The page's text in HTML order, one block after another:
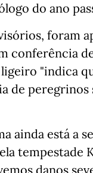
do ano
foram
conferência
"indica
de peregrinos
ainda está a
danos